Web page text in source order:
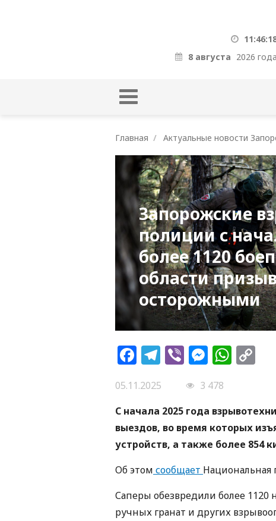
8 августа 2026 года
Главная Актуальные новости
Запорожские
полиции с
более 1120
области
осторожными
Facebook
Telegram
Viber
05.11.2025
3 478
С начала 2025 года
выездов, во время которых
устройств, а также более 854
Об этом сообщает Национальная
Саперы обезвредили более 1120
ручных гранат и других